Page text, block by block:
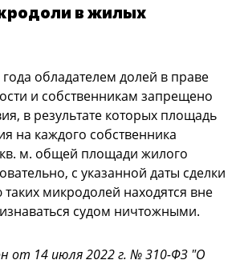
в жилых
обладателем долей в праве
и собственникам запрещено
в результате которых площадь
на каждого собственника
кв. м. общей площади жилого
с указанной даты сделки
микродолей находятся вне
судом ничтожными.
от 14 июля 2022 г. № 310-ФЗ "О